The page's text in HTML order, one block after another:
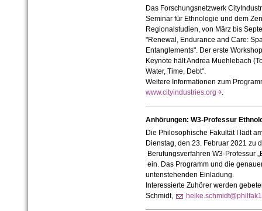
Das Forschungsnetzwerk
Seminar für Ethnologie und dem
Regionalstudien, von März bis
"Renewal, Endurance and Care:
Entanglements". Der erste
Keynote hält Andrea Muehlebach
Water, Time, Debt".
Weitere Informationen zum
www.cityindustries.org.
Anhörungen: W3-Professur
Die Philosophische Fakultät I lädt
Dienstag, den 23. Februar 2021 zu
Berufungsverfahren W3-Professur
ein. Das Programm und die
untenstehenden Einladung.
Interessierte Zuhörer werden
Schmidt,